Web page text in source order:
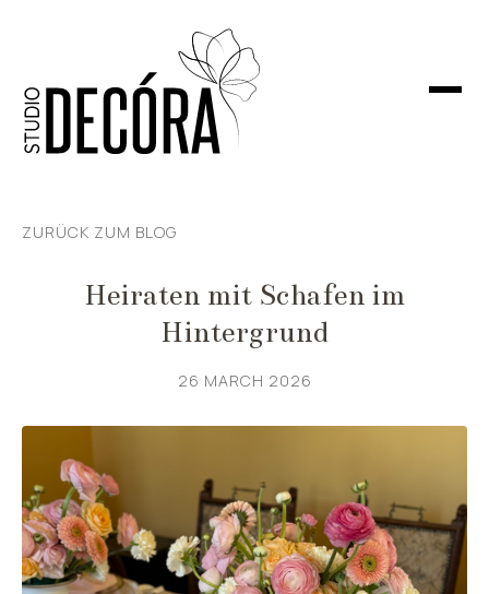
ZURÜCK ZUM BLOG
Heiraten mit Schafen im
Hintergrund
26 MARCH 2026